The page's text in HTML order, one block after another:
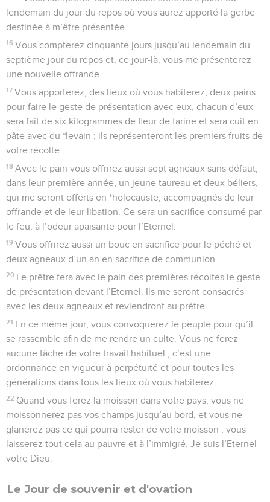
Le porte-lampes du sanctuaire
L’Eternel parla à Moïse en ces termes :
—Ordonne aux Israélites de t’apporter pour le chandelier
permanence les lampes du chandelier.
Aaron arrangera ces lampes devant le voile qui cache le
*coffre de l’*acte de l’alliance, dans la tente de la Rencontre,
pour qu’elles brûlent continuellement du soir au matin
pour toutes les générations.
Il arrangera les lampes sur le chandelier d’or pur pour
qu’elles brûlent en permanence devant moi.
Les pains offerts à Dieu
5 Tu prendras de la fleur de farine et tu feras cuire douze
pains de six kilogrammes chacun.
6 Tu les disposeras en deux rangées de six pains sur la table
d’or pur devant l’Eternel.
7 Tu saupoudreras chaque rangée d’*encens pur qui sera
ensuite brûlé à la place des pains comme un mets consumé
pour l’Eternel et qui servira de mémorial.
8 Chaque sabbat, on disposera ces pains devant l’Eternel
pour qu’il y en ait toujours. C’est une alliance qui lie pour
toujours les Israélites.
9 Ces pains reviendront à Aaron et à ses fils qui les
mangeront dans un lieu saint, car c’est une chose très sainte,
prélevée sur les offrandes consumées par le feu de l’Eternel.
C’est une ordonnance en vigueur à perpétuité.
Punition d'un homme qui a maudit Dieu